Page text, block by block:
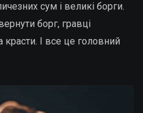
сум і великі борги.
борг, гравці
І все це головний